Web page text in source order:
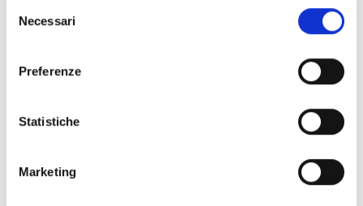
delNecessari
Preferenze
Statistiche
Marketing
possibilità di noleggiare alcune parti dell’open
space per eventi, feste, meeting, workshop, shooting
Condividi con: